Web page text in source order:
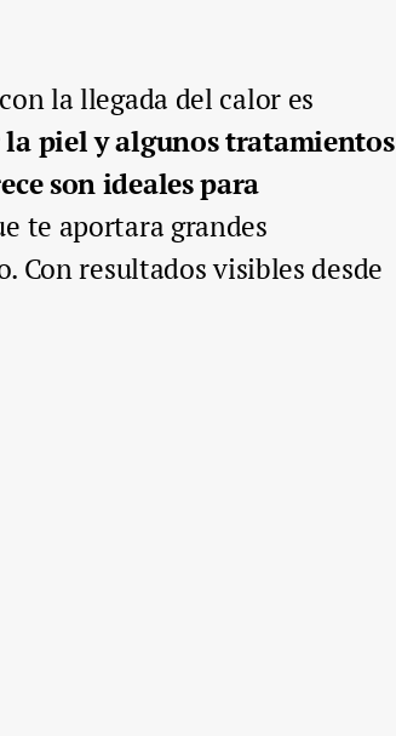
la llegada del calor es
la piely algunos tratamientos
son ideales para
te aportara grandes
Con resultados visibles desde